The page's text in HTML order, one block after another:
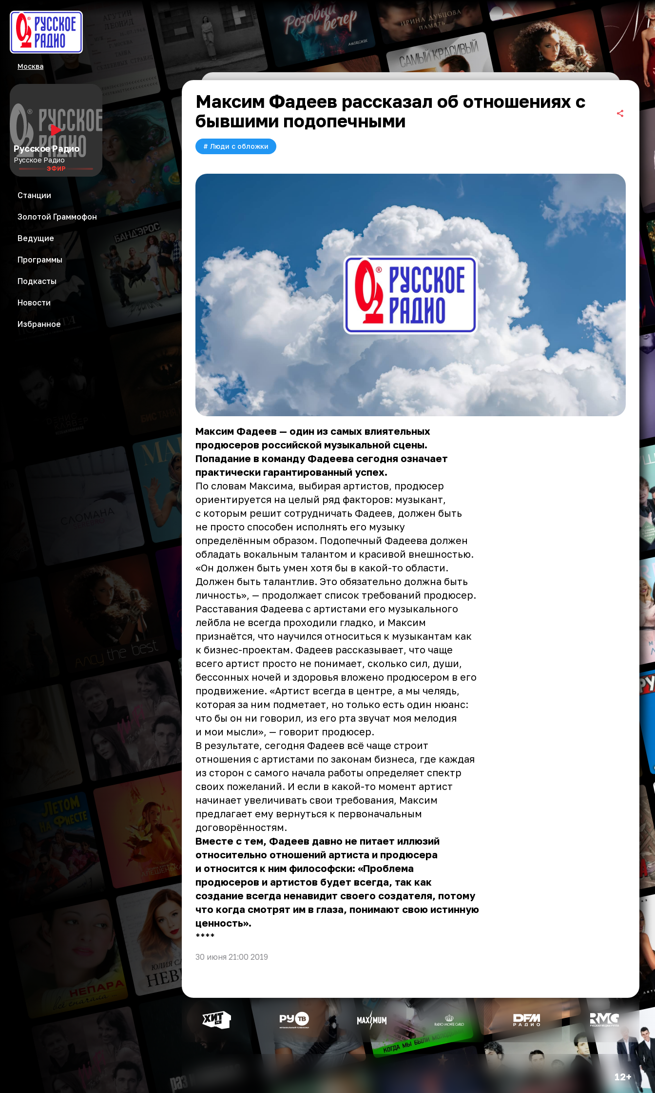
Москва
Русское Радио
Русское Радио
ЭФИР
Станции
Золотой Граммофон
Ведущие
Программы
Подкасты
Новости
Избранное
Максим Фадеев рассказал об отношениях с
бывшими подопечными
# Люди с обложки
Максим Фадеев — один из самых влиятельных
продюсеров российской музыкальной сцены.
Попадание в команду Фадеева сегодня означает
практически гарантированный успех.
По словам Максима, выбирая артистов, продюсер
ориентируется на целый ряд факторов: музыкант,
с которым решит сотрудничать Фадеев, должен быть
не просто способен исполнять его музыку
определённым образом. Подопечный Фадеева должен
обладать вокальным талантом и красивой внешностью.
«Он должен быть умен хотя бы в какой-то области.
Должен быть талантлив. Это обязательно должна быть
личность», — продолжает список требований продюсер.
Расставания Фадеева с артистами его музыкального
лейбла не всегда проходили гладко, и Максим
признаётся, что научился относиться к музыкантам как
к бизнес-проектам. Фадеев рассказывает, что чаще
всего артист просто не понимает, сколько сил, души,
бессонных ночей и здоровья вложено продюсером в его
продвижение. «Артист всегда в центре, а мы челядь,
которая за ним подметает, но только есть один нюанс:
что бы он ни говорил, из его рта звучат моя мелодия
и мои мысли», — говорит продюсер.
В результате, сегодня Фадеев всё чаще строит
отношения с артистами по законам бизнеса, где каждая
из сторон с самого начала работы определяет спектр
своих пожеланий. И если в какой-то момент артист
начинает увеличивать свои требования, Максим
предлагает ему вернуться к первоначальным
договорённостям.
Вместе с тем, Фадеев давно не питает иллюзий
относительно отношений артиста и продюсера
и относится к ним философски: «Проблема
продюсеров и артистов будет всегда, так как
создание всегда ненавидит своего создателя, потому
что когда смотрят им в глаза, понимают свою истинную
ценность».
** **
30 июня 21:00 2019
12+